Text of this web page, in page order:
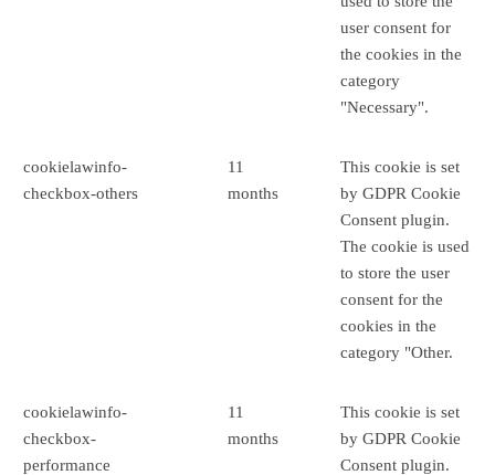
user consent for
the cookies in the
category
"Necessary".
cookielawinfo-
checkbox-others
11
months
This cookie is set
by GDPR Cookie
Consent plugin.
The cookie is used
to store the user
consent for the
cookies in the
category "Other.
cookielawinfo-
checkbox-
performance
11
months
This cookie is set
by GDPR Cookie
Consent plugin.